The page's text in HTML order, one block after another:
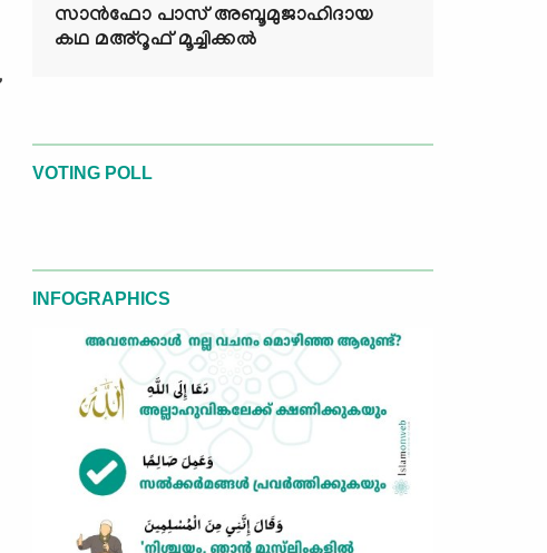
സാൻഫോ പാസ് അബൂമുജാഹിദായ
കഥ മഅ്റൂഫ് മൂച്ചിക്കല്‍
VOTING POLL
INFOGRAPHICS